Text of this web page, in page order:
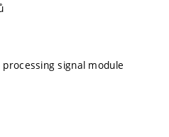
signal module